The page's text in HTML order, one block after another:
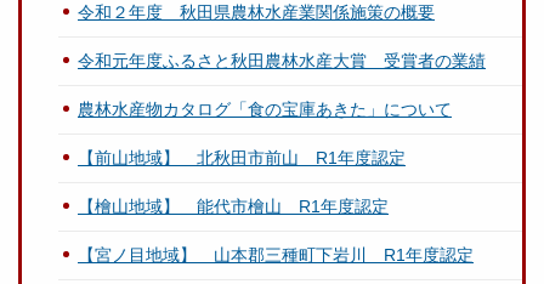
令和２年度 秋田県農林水産業関係施策の概要
令和元年度ふるさと秋田農林水産大賞 受賞者の業績
農林水産物カタログ「食の宝庫あきた」について
【前山地域】 北秋田市前山 R1年度認定
【檜山地域】 能代市檜山 R1年度認定
【宮ノ目地域】 山本郡三種町下岩川 R1年度認定